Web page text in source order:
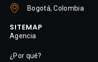
Bogotá, Colombia
SITEMAP
Agencia
¿Por qué?